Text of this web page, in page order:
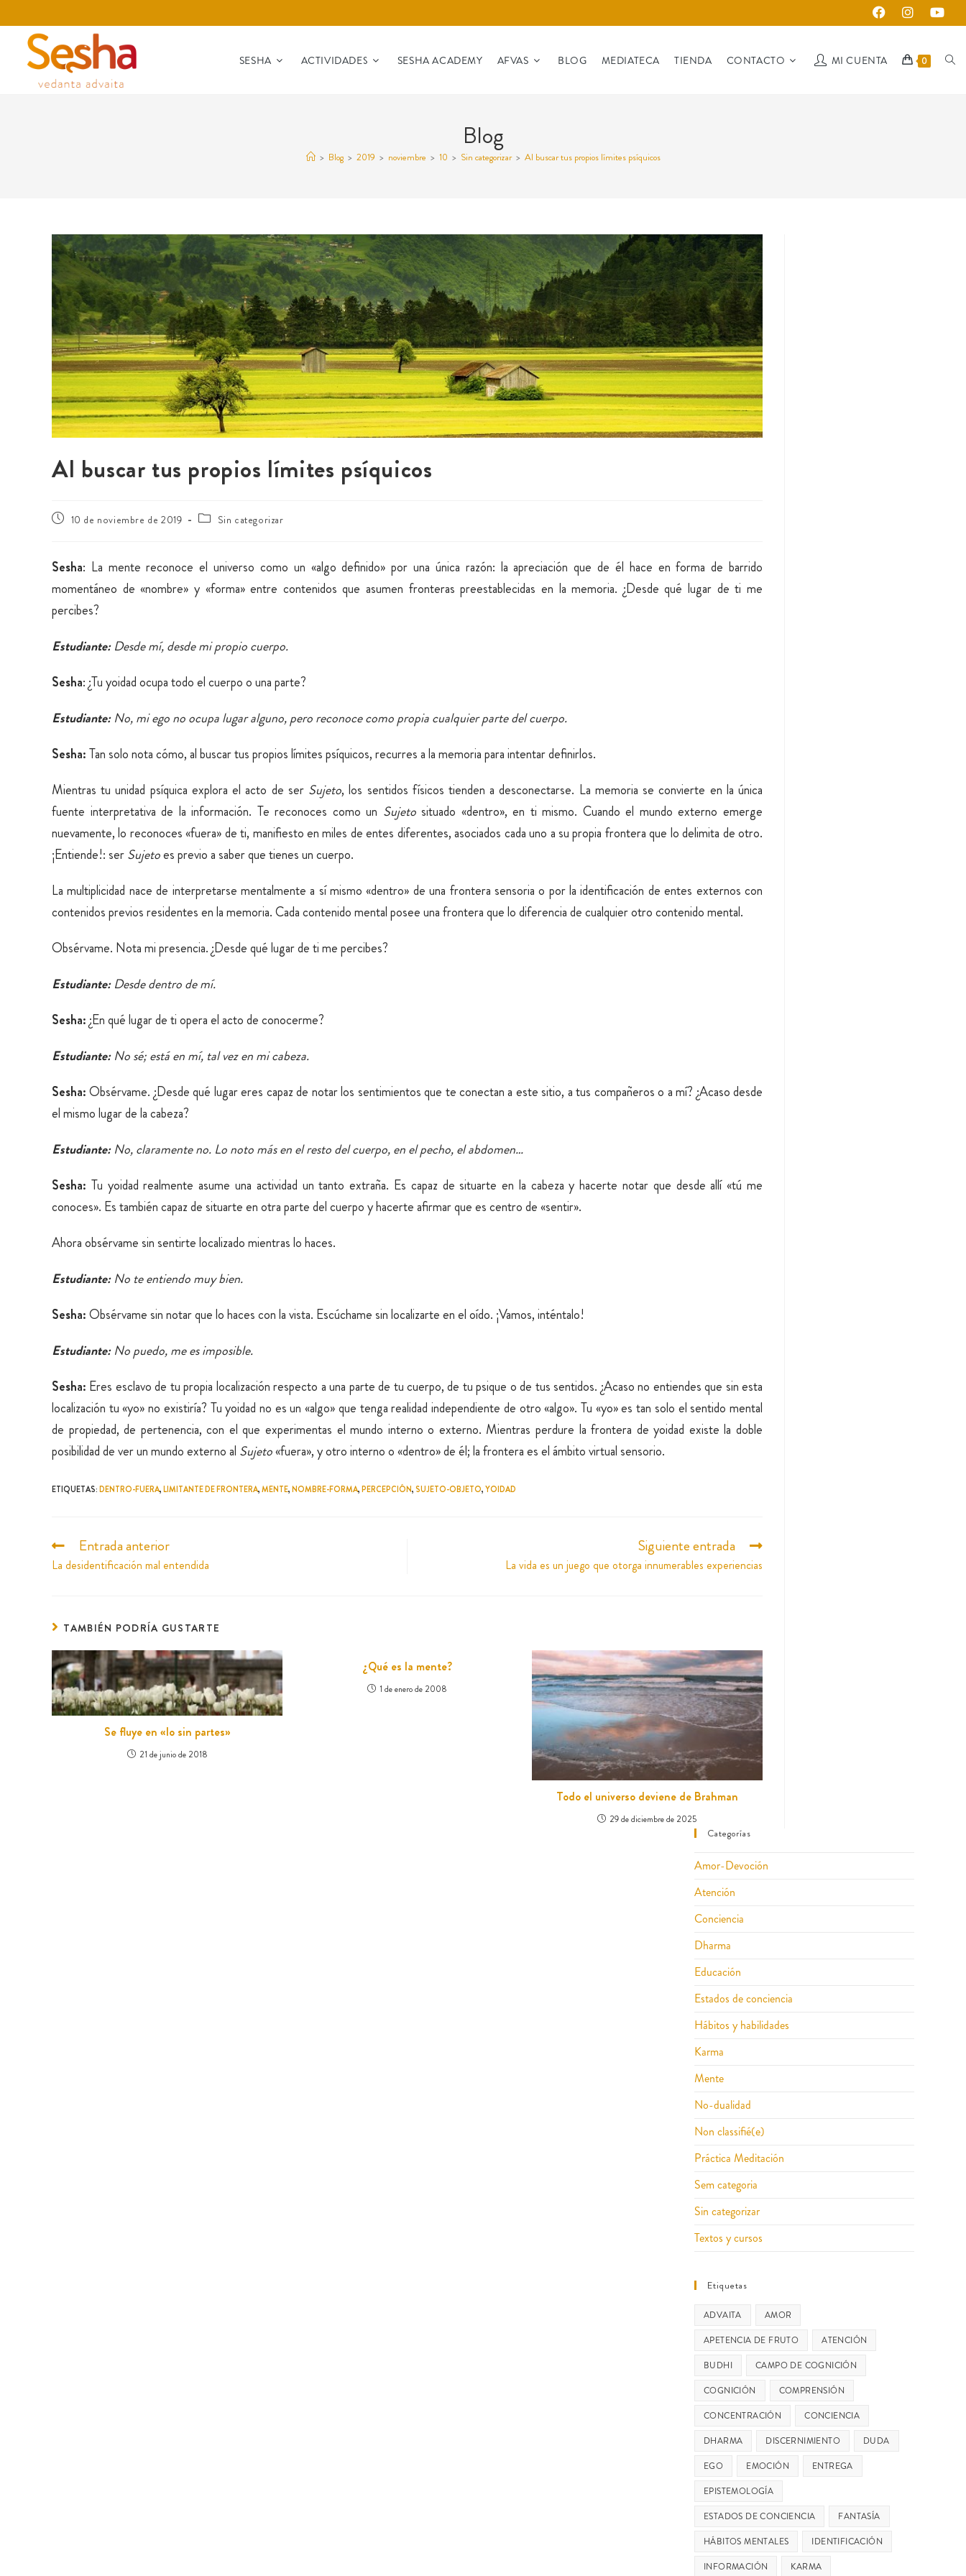
SESHA ACTIVIDADES SESHA ACADEMY AFVAS BLOG MEDIATECA TIENDA CONTACTO MI CUENTA 0
Blog
> Blog > 2019 > noviembre > 10 > Sin categorizar > Al buscar tus propios límites psíquicos
Al buscar tus propios límites psíquicos
10 de noviembre de 2019 Sin categorizar
Sesha: La mente reconoce el universo como un «algo definido» por una única razón: la apreciación que de él hace en forma de barrido
momentáneo de «nombre» y «forma» entre contenidos que asumen fronteras preestablecidas en la memoria. ¿Desde qué lugar de ti me
percibes?
Estudiante:Desde mí, desde mi propio cuerpo.
Sesha: ¿Tu yoidad ocupa todo el cuerpo o una parte?
Estudiante:No, mi ego no ocupa lugar alguno, pero reconoce como propia cualquier parte del cuerpo.
Sesha:Tan solo nota cómo, al buscar tus propios límites psíquicos, recurres a la memoria para intentar definirlos.
Mientras tu unidad psíquica explora el acto de ser Sujeto, los sentidos físicos tienden a desconectarse. La memoria se convierte en la única
fuente interpretativa de la información. Te reconoces como un Sujeto situado «dentro», en ti mismo. Cuando el mundo externo emerge
nuevamente, lo reconoces «fuera» de ti, manifiesto en miles de entes diferentes, asociados cada uno a su propia frontera que lo delimita de otro.
¡Entiende!: serSujetoes previo a saber que tienes un cuerpo.
La multiplicidad nace de interpretarse mentalmente a sí mismo «dentro» de una frontera sensoria o por la identificación de entes externos con
contenidos previos residentes en la memoria. Cada contenido mental posee una frontera que lo diferencia de cualquier otro contenido mental.
Obsérvame. Nota mi presencia. ¿Desde qué lugar de ti me percibes?
Estudiante:Desde dentro de mí.
Sesha:¿En qué lugar de ti opera el acto de conocerme?
Estudiante:No sé; está en mí, tal vez en mi cabeza.
Sesha:Obsérvame. ¿Desde qué lugar eres capaz de notar los sentimientos que te conectan a este sitio, a tus compañeros o a mí? ¿Acaso desde
el mismo lugar de la cabeza?
Estudiante:No, claramente no. Lo noto más en el resto del cuerpo, en el pecho, el abdomen…
Sesha: Tu yoidad realmente asume una actividad un tanto extraña. Es capaz de situarte en la cabeza y hacerte notar que desde allí «tú me
conoces». Es también capaz de situarte en otra parte del cuerpo y hacerte afirmar que es centro de «sentir».
Ahora obsérvame sin sentirte localizado mientras lo haces.
Estudiante:No te entiendo muy bien.
Sesha:Obsérvame sin notar que lo haces con la vista. Escúchame sin localizarte en el oído. ¡Vamos, inténtalo!
Estudiante:No puedo, me es imposible.
Sesha: Eres esclavo de tu propia localización respecto a una parte de tu cuerpo, de tu psique o de tus sentidos. ¿Acaso no entiendes que sin esta
localización tu «yo» no existiría? Tu yoidad no es un «algo» que tenga realidad independiente de otro «algo». Tu «yo» es tan solo el sentido mental
de propiedad, de pertenencia, con el que experimentas el mundo interno o externo. Mientras perdure la frontera de yoidad existe la doble
posibilidad de ver un mundo externo al Sujeto«fuera», y otro interno o «dentro» de él; la frontera es el ámbito virtual sensorio.
ETIQUETAS:DENTRO-FUERA,LIMITANTE DE FRONTERA,MENTE,NOMBRE-FORMA,PERCEPCIÓN,SUJETO-OBJETO,YOIDAD
Entrada anterior
La desidentificación mal entendida
Siguiente entrada
La vida es un juego que otorga innumerables experiencias
TAMBIÉN PODRÍA GUSTARTE
Se fluye en «lo sin partes»
21 de junio de 2018
¿Qué es la mente?
1 de enero de 2008
Todo el universo deviene de Brahman
29 de diciembre de 2025
Categorías
Amor-Devoción
Atención
Conciencia
Dharma
Educación
Estados de conciencia
Hábitos y habilidades
Karma
Mente
No-dualidad
Non classifié(e)
Práctica Meditación
Sem categoria
Sin categorizar
Textos y cursos
Etiquetas
ADVAITA
AMOR
APETENCIA DE FRUTO
ATENCIÓN
BUDHI
CAMPO DE COGNICIÓN
COGNICIÓN
COMPRENSIÓN
CONCENTRACIÓN
CONCIENCIA
DHARMA
DISCERNIMIENTO
DUDA
EGO
EMOCIÓN
ENTREGA
EPISTEMOLOGÍA
ESTADOS DE CONCIENCIA
FANTASÍA
HÁBITOS MENTALES
IDENTIFICACIÓN
INFORMACIÓN
KARMA